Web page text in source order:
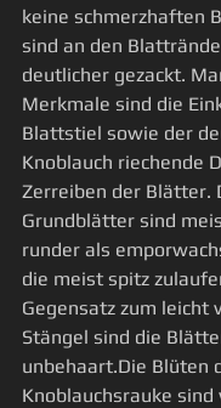
keine schmerzhaften
sind an den
deutlicher gezackt.
Merkmale sind die
Blattstiel sowie der
Knoblauch riechende
Zerreiben der Blätter.
Grundblätter sind
runder als
die meist spitz
Gegensatz zum leicht
Stängel sind die
unbehaart.Die Blüten
Knoblauchsrauke